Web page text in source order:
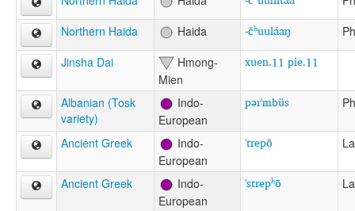
Northern Haida
Haida -čʰuuláaŋ
Jinsha Dai
Hmong-
Mien
xuen.11 pie.11
Albanian (Tosk
variety)
Indo-
European
pər'mbüs
Ancient Greek
Indo-
European
'trepō
Ancient Greek
Indo-
European
'strepʰō